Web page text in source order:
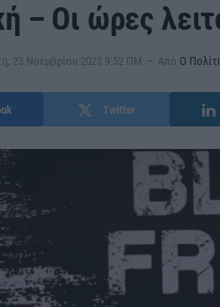
– Οι ώρες
23 Νοεμβρίου 2023 9:52 ΠΜ Από Ο
Twitter